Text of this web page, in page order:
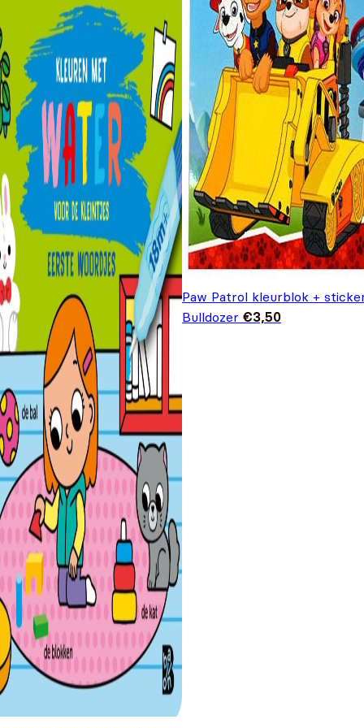
Paw Patrol kleurblok +
Bulldozer €3,50